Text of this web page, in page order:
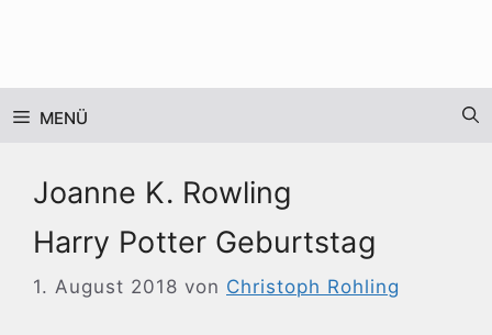
MENÜ
Joanne K. Rowling
Harry Potter Geburtstag
1. August 2018 von Christoph Rohling